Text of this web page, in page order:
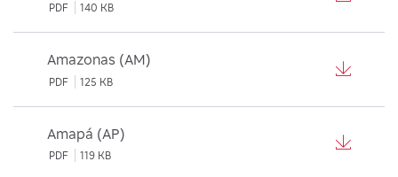
PDF 140 KB
Amazonas (AM)
PDF 125 KB
Amapá (AP)
PDF 119 KB